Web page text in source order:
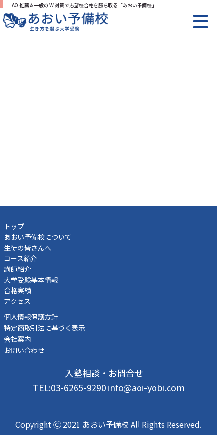
AO 推薦＆一般の W 対策で志望校合格を勝ち取る「あおい予備校」
トップ
あおい予備校について
生徒の皆さんへ
コース紹介
講師紹介
大学受験基本情報
合格実績
アクセス
個人情報保護方針
特定商取引法に基づく表示
会社案内
お問い合わせ
入塾相談・お問合せ
TEL:03-6265-9290 info@aoi-yobi.com
Copyright Ⓒ 2021 あおい予備校 All Rights Reserved.